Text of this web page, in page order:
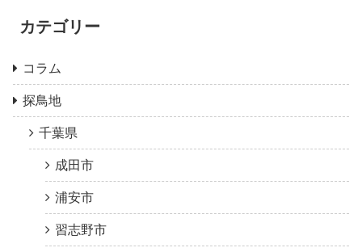
カテゴリー
コラム
探鳥地
千葉県
成田市
浦安市
習志野市